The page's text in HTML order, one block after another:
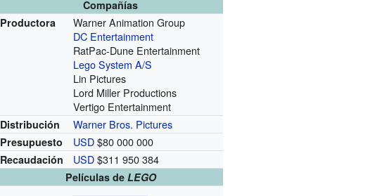
Compañías
Productora
Warner Animation Group
DC Entertainment
RatPac-Dune Entertainment
Lego System A/S
Lin Pictures
Lord Miller Productions
Vertigo Entertainment
Distribución Warner Bros. Pictures
Presupuesto USD$80 000 000
Recaudación USD$311 950 384
Películas de LEGO